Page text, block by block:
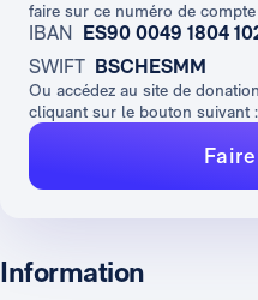
Information
faire sur ce numéro de compte
IBAN ES90 0049 1804
SWIFT BSCHESMM
Ou accédez au site de
cliquant sur le bouton suivant :